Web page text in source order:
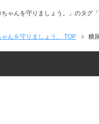
ゃんを守りましょう。」のタグ
んを守りましょう。 TOP 糖